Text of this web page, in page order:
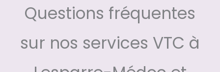
Questions fréquentes
sur nos services VTC à